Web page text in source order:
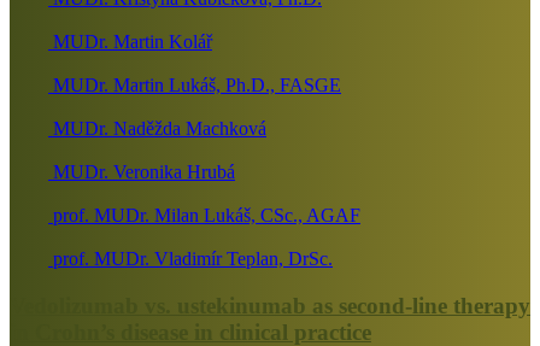
MUDr. Martin Kolář
MUDr. Martin Lukáš, Ph.D., FASGE
MUDr. Naděžda Machková
MUDr. Veronika Hrubá
prof. MUDr. Milan Lukáš, CSc., AGAF
prof. MUDr. Vladimír Teplan, DrSc.
Vedolizumab vs. ustekinumab as second-line therapy
in Crohn’s disease in clinical practice